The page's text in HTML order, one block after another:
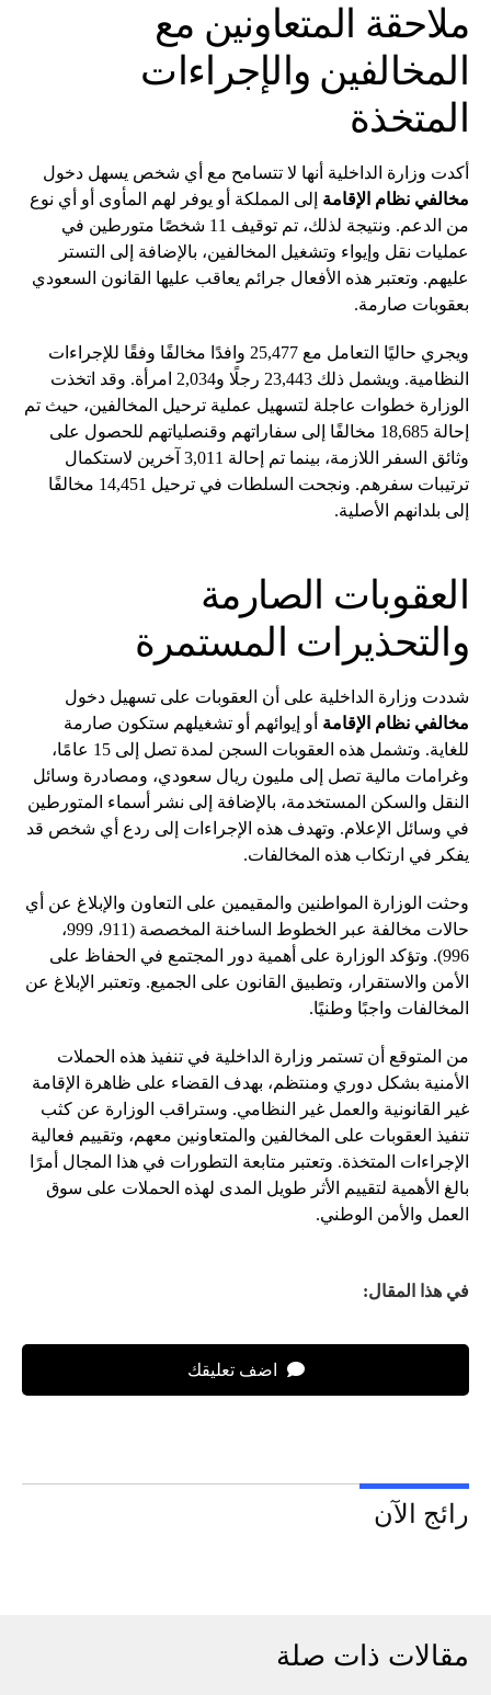
ملاحقة المتعاونين مع
المخالفين والإجراءات
المتخذة
أكدت وزارة الداخلية أنها لا تتسامح مع أي شخص يسهل دخول
مخالفي نظام الإقامة إلى المملكة أو يوفر لهم المأوى أو أي نوع
من الدعم. ونتيجة لذلك، تم توقيف 11 شخصًا متورطين في
عمليات نقل وإيواء وتشغيل المخالفين، بالإضافة إلى التستر
عليهم. وتعتبر هذه الأفعال جرائم يعاقب عليها القانون السعودي
بعقوبات صارمة.
ويجري حاليًا التعامل مع 25,477 وافدًا مخالفًا وفقًا للإجراءات
النظامية. ويشمل ذلك 23,443 رجلًا و2,034 امرأة. وقد اتخذت
الوزارة خطوات عاجلة لتسهيل عملية ترحيل المخالفين، حيث تم
إحالة 18,685 مخالفًا إلى سفاراتهم وقنصلياتهم للحصول على
وثائق السفر اللازمة، بينما تم إحالة 3,011 آخرين لاستكمال
ترتيبات سفرهم. ونجحت السلطات في ترحيل 14,451 مخالفًا
إلى بلدانهم الأصلية.
العقوبات الصارمة
والتحذيرات المستمرة
شددت وزارة الداخلية على أن العقوبات على تسهيل دخول
مخالفي نظام الإقامة أو إيوائهم أو تشغيلهم ستكون صارمة
للغاية. وتشمل هذه العقوبات السجن لمدة تصل إلى 15 عامًا،
وغرامات مالية تصل إلى مليون ريال سعودي، ومصادرة وسائل
النقل والسكن المستخدمة، بالإضافة إلى نشر أسماء المتورطين
في وسائل الإعلام. وتهدف هذه الإجراءات إلى ردع أي شخص قد
يفكر في ارتكاب هذه المخالفات.
وحثت الوزارة المواطنين والمقيمين على التعاون والإبلاغ عن أي
حالات مخالفة عبر الخطوط الساخنة المخصصة (911، 999،
996). وتؤكد الوزارة على أهمية دور المجتمع في الحفاظ على
الأمن والاستقرار، وتطبيق القانون على الجميع. وتعتبر الإبلاغ عن
المخالفات واجبًا وطنيًا.
من المتوقع أن تستمر وزارة الداخلية في تنفيذ هذه الحملات
الأمنية بشكل دوري ومنتظم، بهدف القضاء على ظاهرة الإقامة
غير القانونية والعمل غير النظامي. وستراقب الوزارة عن كثب
تنفيذ العقوبات على المخالفين والمتعاونين معهم، وتقييم فعالية
الإجراءات المتخذة. وتعتبر متابعة التطورات في هذا المجال أمرًا
بالغ الأهمية لتقييم الأثر طويل المدى لهذه الحملات على سوق
العمل والأمن الوطني.
في هذا المقال:
اضف تعليقك
رائج الآن
مقالات ذات صلة